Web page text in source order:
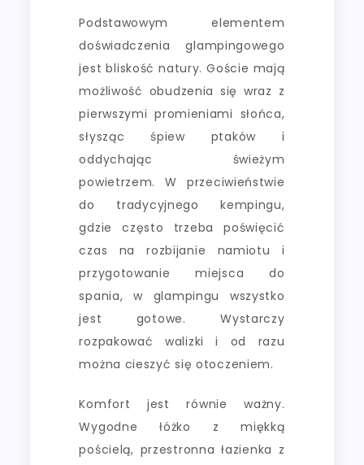
Podstawowym elementem
doświadczenia glampingowego
jest bliskość natury. Goście mają
możliwość obudzenia się wraz z
pierwszymi promieniami słońca,
słysząc śpiew ptaków i
oddychając świeżym
powietrzem. W przeciwieństwie
do tradycyjnego kempingu,
gdzie często trzeba poświęcić
czas na rozbijanie namiotu i
przygotowanie miejsca do
spania, w glampingu wszystko
jest gotowe. Wystarczy
rozpakować walizki i od razu
można cieszyć się otoczeniem.
Komfort jest równie ważny.
Wygodne łóżko z miękką
pościelą, przestronna łazienka z